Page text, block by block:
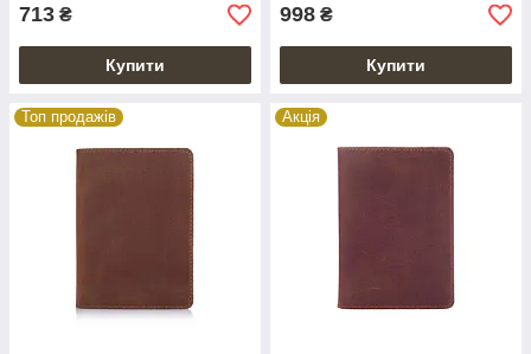
713 ₴
Купити
998 ₴
Купити
Топ продажів Акція